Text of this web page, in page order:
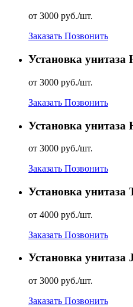
от 3000 руб./шт.
Заказать Позвонить
Установка унитаза
от 3000 руб./шт.
Заказать Позвонить
Установка унитаза
от 3000 руб./шт.
Заказать Позвонить
Установка унитаза
от 4000 руб./шт.
Заказать Позвонить
Установка унитаза
от 3000 руб./шт.
Заказать Позвонить